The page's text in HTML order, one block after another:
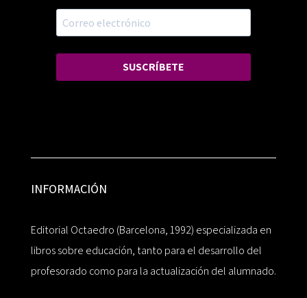
SUSCRÍBETE
INFORMACIÓN
Editorial Octaedro (Barcelona, 1992) especializada en
libros sobre educación, tanto para el desarrollo del
profesorado como para la actualización del alumnado.